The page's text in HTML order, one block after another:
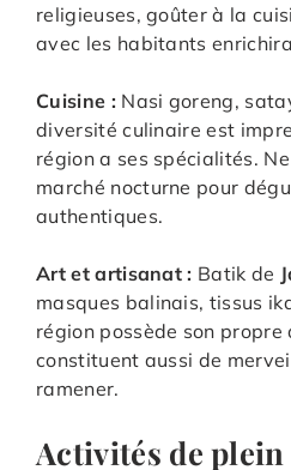
religieuses, goûter à la
avec les habitants
Cuisine : Nasi goreng,
diversité culinaire est
région a ses spécialités.
marché nocturne pour
authentiques.
Art et artisanat : Batik de
masques balinais, tissus
région possède son
constituent aussi de
ramener.
Activités de